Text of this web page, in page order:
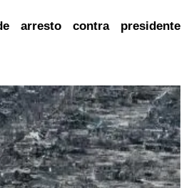
arresto contra presidente